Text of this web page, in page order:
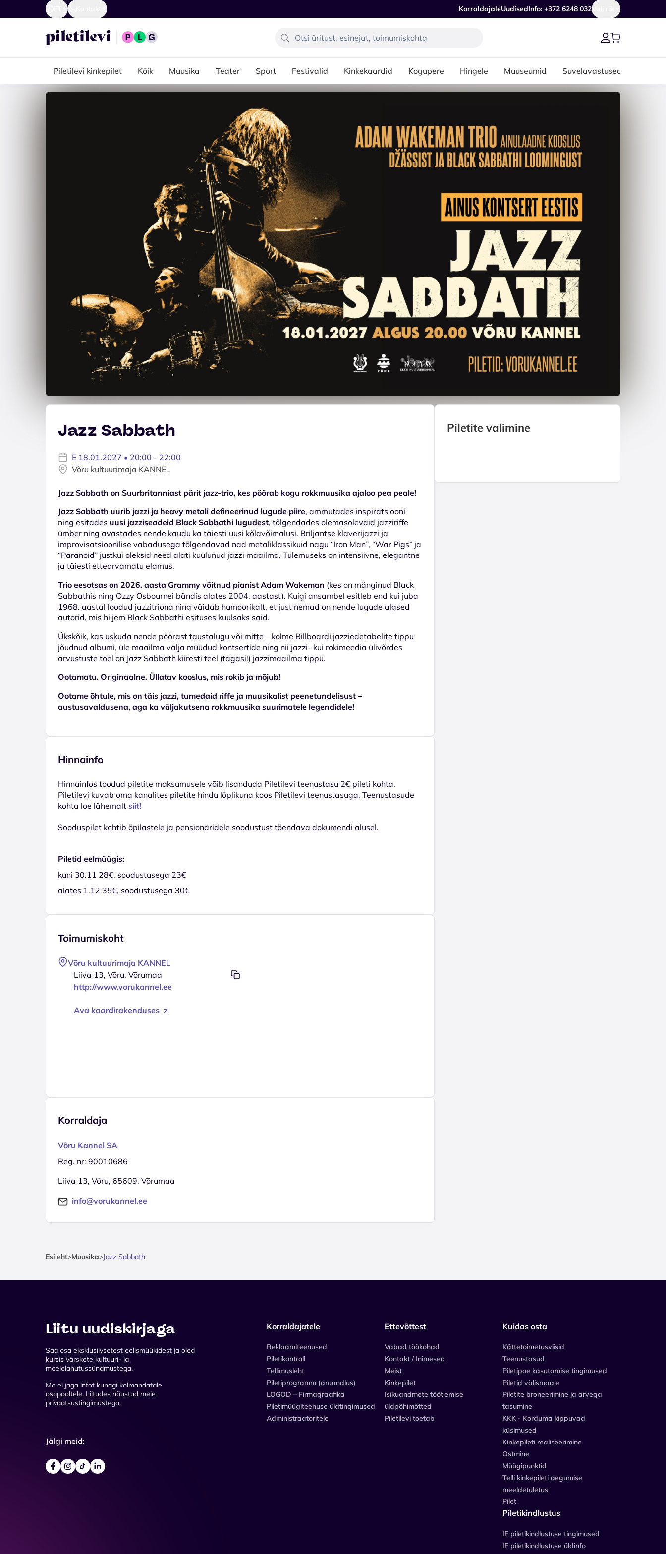
KorraldajaleUudisedInfo: +372 6248 032Vali riik
Piletilevi kinkepilet Kõik Muusika Teater Sport Festivalid Kinkekaardid Kogupere Hingele Muuseumid Suvelavastused
Jazz Sabbath
E 18.01.2027 • 20:00 - 22:00
Võru kultuurimaja KANNEL
Jazz Sabbath on Suurbritanniast pärit jazz-trio, kes pöörab kogu rokkmuusika ajaloo pea peale!
Jazz Sabbath uurib jazzi ja heavy metali defineerinud lugude piire, ammutades inspiratsiooni
ning esitades uusi jazziseadeid Black Sabbathi lugudest, tõlgendades olemasolevaid jazziriffe
ümber ning avastades nende kaudu ka täiesti uusi kõlavõimalusi. Briljantse klaverijazzi ja
improvisatsioonilise vabadusega tõlgendavad nad metaliklassikuid nagu “Iron Man”, “War Pigs” ja
“Paranoid” justkui oleksid need alati kuulunud jazzi maailma. Tulemuseks on intensiivne, elegantne
ja täiesti ettearvamatu elamus.
Trio eesotsas on 2026. aasta Grammy võitnud pianist Adam Wakeman (kes on mänginud Black
Sabbathis ning Ozzy Osbournei bändis alates 2004. aastast). Kuigi ansambel esitleb end kui juba
1968. aastal loodud jazzitriona ning väidab humoorikalt, et just nemad on nende lugude algsed
autorid, mis hiljem Black Sabbathi esituses kuulsaks said.
Ükskõik, kas uskuda nende pöörast taustalugu või mitte – kolme Billboardi jazziedetabelite tippu
jõudnud albumi, üle maailma välja müüdud kontsertide ning nii jazzi- kui rokimeedia ülivõrdes
arvustuste toel on Jazz Sabbath kiiresti teel (tagasi!) jazzimaailma tippu.
Ootamatu. Originaalne. Üllatav kooslus, mis rokib ja mõjub!
Ootame õhtule, mis on täis jazzi, tumedaid riffe ja muusikalist peenetundelisust –
austusavaldusena, aga ka väljakutsena rokkmuusika suurimatele legendidele!
Hinnainfo
Hinnainfos toodud piletite maksumusele võib lisanduda Piletilevi teenustasu 2€ pileti kohta.
Piletilevi kuvab oma kanalites piletite hindu lõplikuna koos Piletilevi teenustasuga. Teenustasude
kohta loe lähemalt siit!
Sooduspilet kehtib õpilastele ja pensionäridele soodustust tõendava dokumendi alusel.
Piletid eelmüügis:
kuni 30.11 28€, soodustusega 23€
alates 1.12 35€, soodustusega 30€
Toimumiskoht
Võru kultuurimaja KANNEL
Liiva 13, Võru, Võrumaa
http://www.vorukannel.ee
Ava kaardirakenduses
Korraldaja
Võru Kannel SA
Reg. nr: 90010686
Liiva 13, Võru, 65609, Võrumaa
info@vorukannel.ee
Piletite valimine
Esileht>Muusika>Jazz Sabbath
Liitu uudiskirjaga
Saa osa eksklusiivsetest eelismüükidest ja oled
kursis värskete kultuuri- ja
meelelahutussündmustega.
Me ei jaga infot kunagi kolmandatale
osapooltele. Liitudes nõustud meie
privaatsustingimustega.
Jälgi meid:
Korraldajatele
Reklaamiteenused
Piletikontroll
Tellimusleht
Piletiprogramm (aruandlus)
LOGOD – Firmagraafika
Piletimüügiteenuse üldtingimused
Administraatoritele
Ettevõttest
Vabad töökohad
Kontakt / Inimesed
Meist
Kinkepilet
Isikuandmete töötlemise
üldpõhimõtted
Piletilevi toetab
Kuidas osta
Kättetoimetusviisid
Teenustasud
Piletipoe kasutamise tingimused
Piletid välismaale
Piletite broneerimine ja arvega
tasumine
KKK - Korduma kippuvad
küsimused
Kinkepileti realiseerimine
Ostmine
Müügipunktid
Telli kinkepileti aegumise
meeldetuletus
Pilet
Piletikindlustus
IF piletikindlustuse tingimused
IF piletikindlustuse üldinfo